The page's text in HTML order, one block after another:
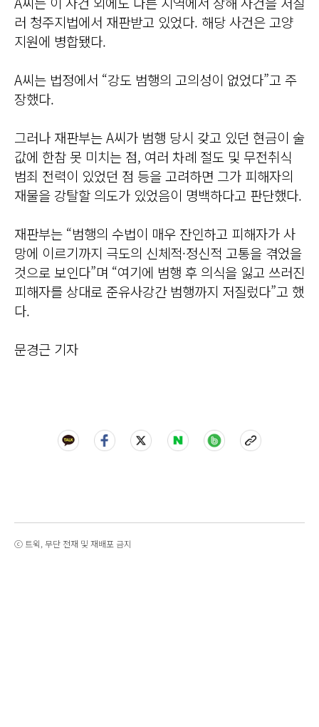
러 청주지법에서 재판받고 있었다. 해당 사건은 고양
지원에 병합됐다.
A씨는 법정에서 “강도 범행의 고의성이 없었다”고 주
장했다.
그러나 재판부는 A씨가 범행 당시 갖고 있던 현금이 술
값에 한참 못 미치는 점, 여러 차례 절도 및 무전취식
범죄 전력이 있었던 점 등을 고려하면 그가 피해자의
재물을 강탈할 의도가 있었음이 명백하다고 판단했다.
재판부는 “범행의 수법이 매우 잔인하고 피해자가 사
망에 이르기까지 극도의 신체적·정신적 고통을 겪었을
것으로 보인다”며 “여기에 범행 후 의식을 잃고 쓰러진
피해자를 상대로 준유사강간 범행까지 저질렀다”고 했
다.
문경근 기자
ⓒ 트윅, 무단 전재 및 재배포 금지